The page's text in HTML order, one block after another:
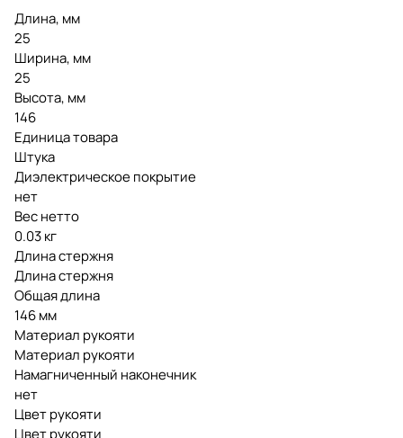
Длина, мм
25
Ширина, мм
25
Высота, мм
146
Единица товара
Штука
Диэлектрическое покрытие
нет
Вес нетто
0.03 кг
Длина стержня
Длина стержня
Общая длина
146 мм
Материал рукояти
Материал рукояти
Намагниченный наконечник
нет
Цвет рукояти
Цвет рукояти